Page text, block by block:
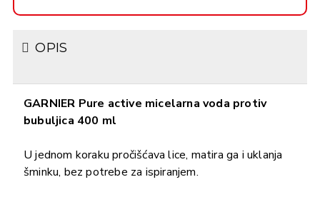
OPIS
GARNIER Pure active micelarna voda protiv
bubuljica 400 ml
U jednom koraku pročišćava lice, matira ga i uklanja
šminku, bez potrebe za ispiranjem.